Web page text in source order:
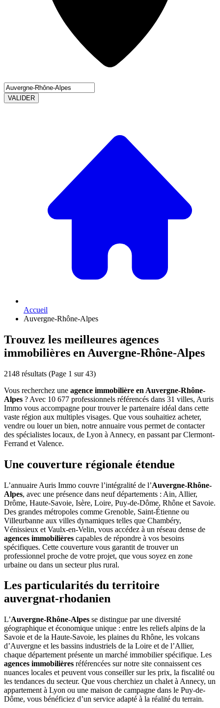
VALIDER
Accueil
Auvergne-Rhône-Alpes
Trouvez les meilleures agences
immobilières en Auvergne-Rhône-Alpes
2148 résultats (Page 1 sur 43)
Vous recherchez une agence immobilière en Auvergne-Rhône-
Alpes ? Avec 10 677 professionnels référencés dans 31 villes, Auris
Immo vous accompagne pour trouver le partenaire idéal dans cette
vaste région aux multiples visages. Que vous souhaitiez acheter,
vendre ou louer un bien, notre annuaire vous permet de contacter
des spécialistes locaux, de Lyon à Annecy, en passant par Clermont-
Ferrand et Valence.
Une couverture régionale étendue
L’annuaire Auris Immo couvre l’intégralité de l’Auvergne-Rhône-
Alpes, avec une présence dans neuf départements : Ain, Allier,
Drôme, Haute-Savoie, Isère, Loire, Puy-de-Dôme, Rhône et Savoie.
Des grandes métropoles comme Grenoble, Saint-Étienne ou
Villeurbanne aux villes dynamiques telles que Chambéry,
Vénissieux et Vaulx-en-Velin, vous accédez à un réseau dense de
agences immobilières capables de répondre à vos besoins
spécifiques. Cette couverture vous garantit de trouver un
professionnel proche de votre projet, que vous soyez en zone
urbaine ou dans un secteur plus rural.
Les particularités du territoire
auvergnat-rhodanien
L’Auvergne-Rhône-Alpes se distingue par une diversité
géographique et économique unique : entre les reliefs alpins de la
Savoie et de la Haute-Savoie, les plaines du Rhône, les volcans
d’Auvergne et les bassins industriels de la Loire et de l’Allier,
chaque département présente un marché immobilier spécifique. Les
agences immobilières référencées sur notre site connaissent ces
nuances locales et peuvent vous conseiller sur les prix, la fiscalité ou
les tendances du secteur. Que vous cherchiez un chalet à Annecy, un
appartement à Lyon ou une maison de campagne dans le Puy-de-
Dôme, vous bénéficiez d’un service adapté à la réalité du terrain.